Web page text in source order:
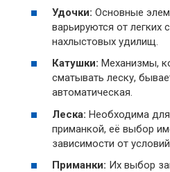
Удочки: Основные
варьируются от
нахлыстовых удилищ.
Катушки: Механизмы,
сматывать леску,
автоматическая.
Леска: Необходима
приманкой, её выбор
зависимости от
Приманки: Их выбор